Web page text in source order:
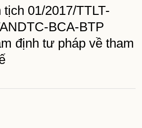
01/2017/TTLT-
BCA-BTP
định tư pháp về tham